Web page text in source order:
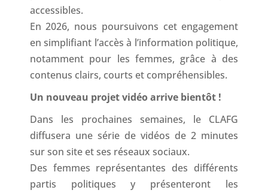
accessibles.
En 2026, nous poursuivons cet engagement
en simplifiant l’accès à l’information politique,
notamment pour les femmes, grâce à des
contenus clairs, courts et compréhensibles.
Un nouveau projet vidéo arrive bientôt !
Dans les prochaines semaines, le CLAFG
diffusera une série de vidéos de 2 minutes
sur son site et ses réseaux sociaux.
Des femmes représentantes des différents
partis politiques y présenteront les